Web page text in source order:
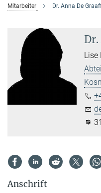
Mitarbeiter Dr. Anna De
Lise
Anschrift